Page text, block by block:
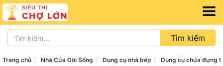
Tìm kiếm
Trang chủ Nhà Cửa Đời Sống Dụng cụ nhà bếp Dụng cụ chứa đựng